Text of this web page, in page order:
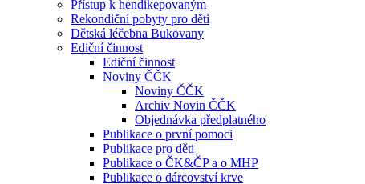
Přístup k hendikepovaným
Rekondiční pobyty pro děti
Dětská léčebna Bukovany
Ediční činnost
Ediční činnost
Noviny ČČK
Noviny ČČK
Archiv Novin ČČK
Objednávka předplatného
Publikace o první pomoci
Publikace pro děti
Publikace o ČK&ČP a o MHP
Publikace o dárcovství krve